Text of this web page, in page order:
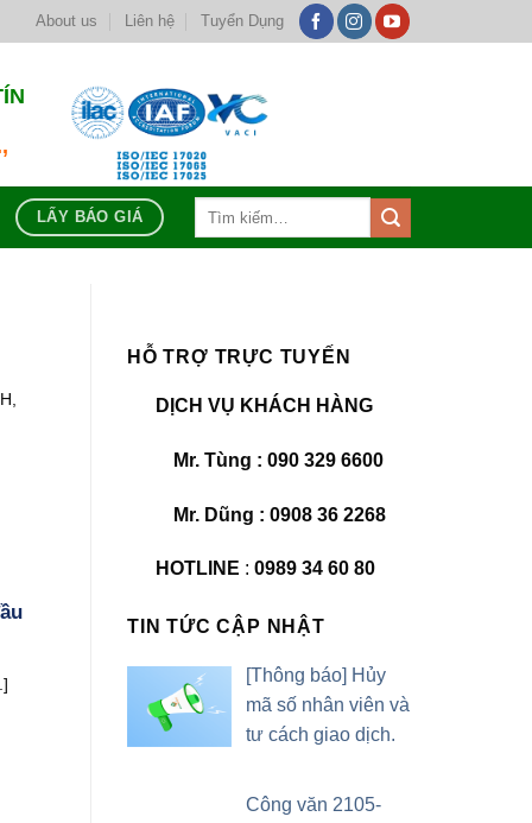
About us Liên hệ Tuyển Dụng
LẤY BÁO GIÁ
HỖ TRỢ TRỰC TUYẾN
DỊCH VỤ KHÁCH HÀNG
Mr. Tùng : 090 329 6600
Mr. Dũng : 0908 36 2268
HOTLINE : 0989 34 60 80
TIN TỨC CẬP NHẬT
[Thông báo] Hủy
mã số nhân viên và
tư cách giao dịch.
Công văn 2105-